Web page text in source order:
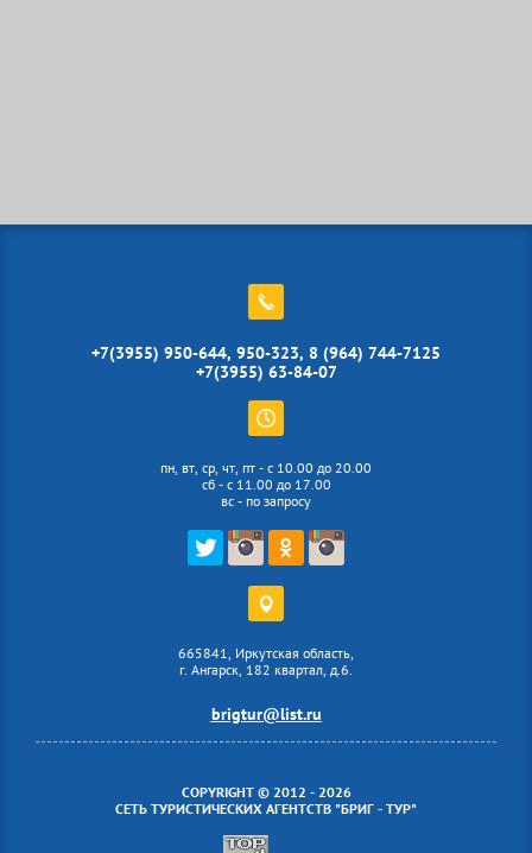
+7(3955) 950-644, 950-323, 8 (964) 744-7125
+7(3955) 63-84-07
пн, вт, ср, чт, пт - с 10.00 до 20.00
сб - с 11.00 до 17.00
вс - по запросу
665841, Иркутская область,
г. Ангарск, 182 квартал, д.6.
brigtur@list.ru
COPYRIGHT © 2012 - 2026
СЕТЬ ТУРИСТИЧЕСКИХ АГЕНТСТВ "БРИГ - ТУР"